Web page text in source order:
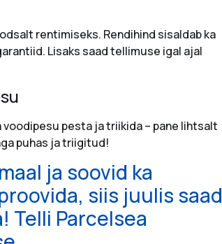
rentimiseks. Rendihind sisaldab ka
Lisaks saad tellimuse igal ajal
pesta ja triikida – pane lihtsalt
puhas ja triigitud!
ja soovid ka
siis juulis saad
Telli Parcelsea